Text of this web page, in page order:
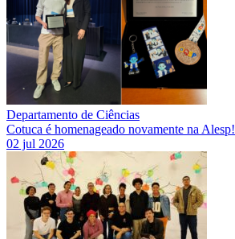
Departamento de Ciências
Cotuca é homenageado novamente na Alesp!
02 jul 2026